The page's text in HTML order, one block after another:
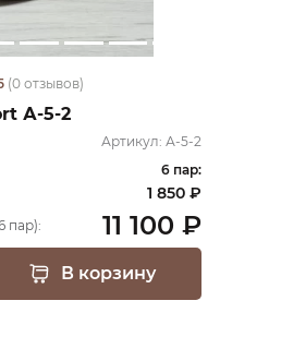
(0 отзывов)
А-5-2
Артикул: А-5-2
6 пар:
1 850 ₽
пар): 11 100 ₽
В корзину